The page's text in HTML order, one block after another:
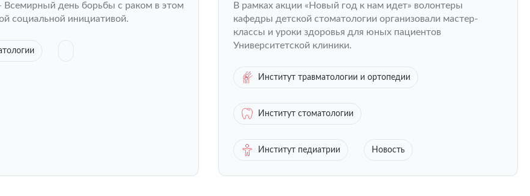
Всемирный день борьбы с раком в этом
социальной инициативой.
В рамках акции «Новый год к нам идет» волонтеры
кафедры детской стоматологии организовали мастер-
классы и уроки здоровья для юных пациентов
Университетской клиники.
Институт травматологии и ортопедии
Институт стоматологии
Институт педиатрии Новость